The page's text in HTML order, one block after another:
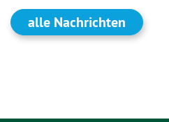
alle Nachrichten